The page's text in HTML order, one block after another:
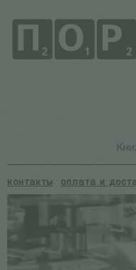
контакты оплата и